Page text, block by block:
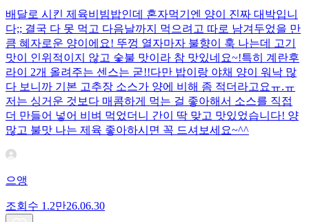
배달로 시킨 제육비빔밥인데 혼자먹기엔 양이 진짜 대박입니
다;; 결국 다 못 먹고 다음날까지 먹으려고 따로 남겨두었을 만
큼 혜자로운 양이에요! 뚜껑 열자마자 불향이 훅 나는데 고기
맛이 인위적이지 않고 숯불 맛이라 참 맛있네요~!특히 계란후
라이 2개 올려주는 센스는 굳!! ​다만 밥이랑 야채 양이 워낙 많
다 보니까 기본 고추장 소스가 양에 비해 좀 적더라고요ㅠ.ㅠ
저는 싱거운 것보다 매콤하게 먹는 걸 좋아해서 소스를 직접
더 만들어 넣어 비벼 먹었더니 간이 딱 맞고 맛있었습니다! 양
많고 불맛 나는 제육 좋아하시면 꼭 드셔보세요~^^
으앵
조회수 1.2만26.06.30